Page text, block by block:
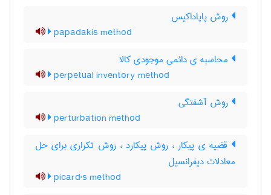
روش پاپاداکیس
papadakis method
محاسبه ی دائمی موجودی کالا
perpetual inventory method
روش آشفتگی
perturbation method
قضیه ی پیکار ، روش پیکارد ، روش تکراری برای حل
معادلات دیفرانسیل
picard's method